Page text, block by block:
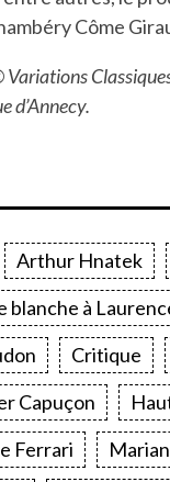
Côme
Variations
d’Annecy.
Arthur Hnatek
blanche à
Critique
Capuçon
Ferrari